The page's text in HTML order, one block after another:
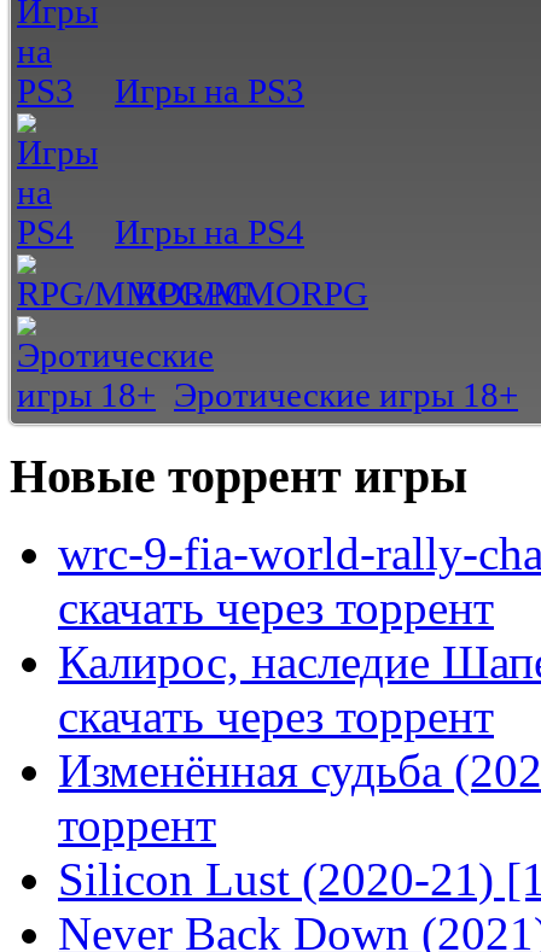
Игры на PS3
Игры на PS4
RPG/MMORPG
Эротические игры 18+
Новые торрент игры
wrc-9-fia-world-rally-
скачать через торрент
Калирос, наследие
скачать через торрент
Изменённая судьба
торрент
Silicon Lust (2020-21)
Never Back Down